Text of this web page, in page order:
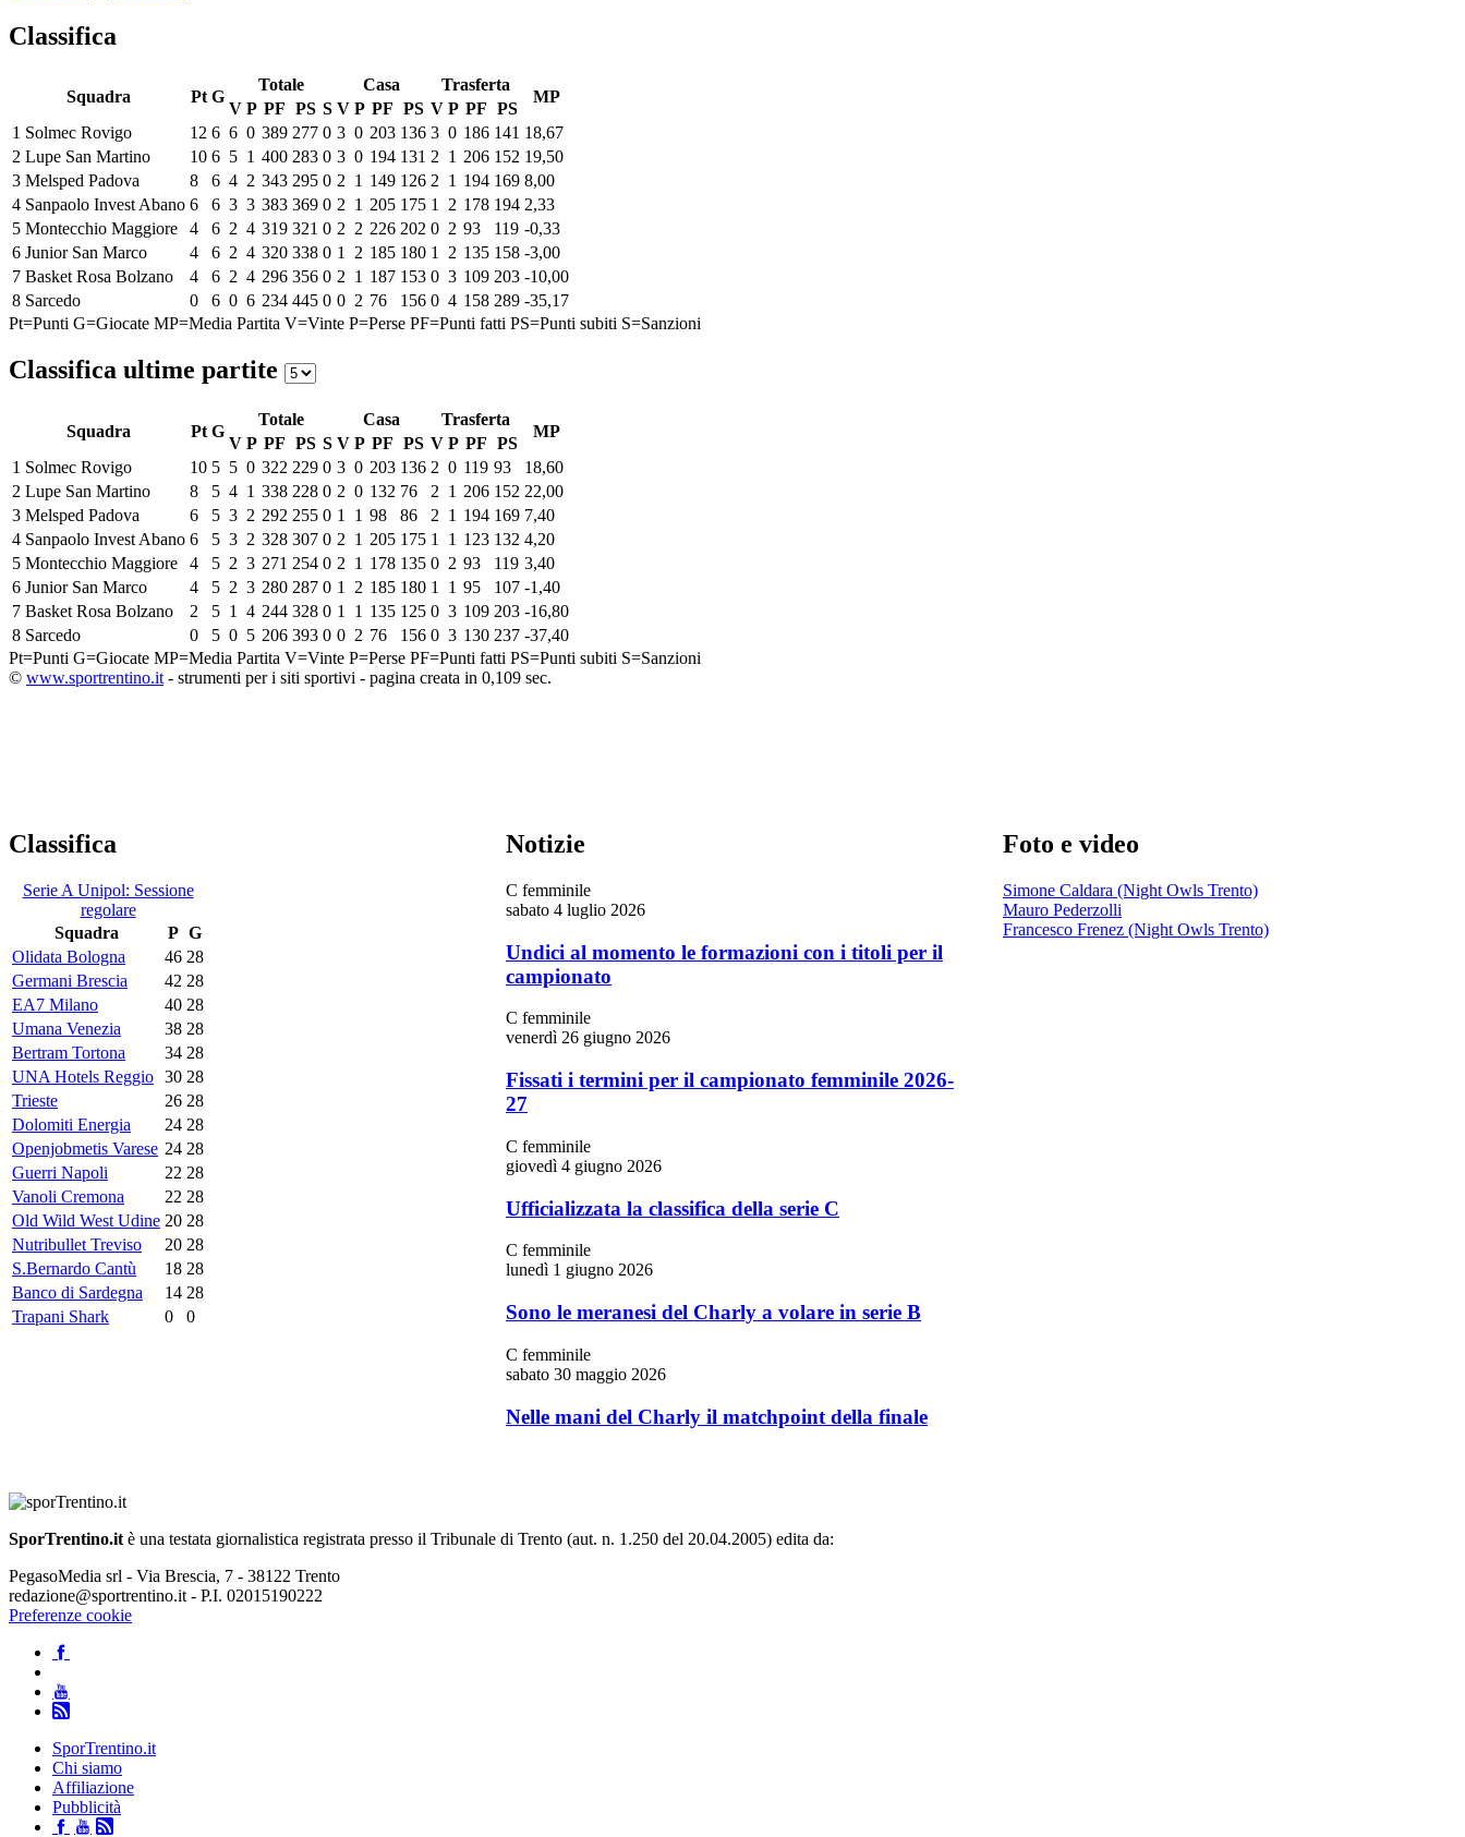
Classifica
Squadra Pt G
Totale Casa Trasferta
MP
V P PF PS S V P PF PS V P PF PS
1 Solmec Rovigo 12 6 6 0 389 277 0 3 0 203 136 3 0 186 141 18,67
2 Lupe San Martino 10 6 5 1 400 283 0 3 0 194 131 2 1 206 152 19,50
3 Melsped Padova 8 6 4 2 343 295 0 2 1 149 126 2 1 194 169 8,00
4 Sanpaolo Invest Abano 6 6 3 3 383 369 0 2 1 205 175 1 2 178 194 2,33
5 Montecchio Maggiore 4 6 2 4 319 321 0 2 2 226 202 0 2 93 119 -0,33
6 Junior San Marco 4 6 2 4 320 338 0 1 2 185 180 1 2 135 158 -3,00
7 Basket Rosa Bolzano 4 6 2 4 296 356 0 2 1 187 153 0 3 109 203 -10,00
8 Sarcedo 0 6 0 6 234 445 0 0 2 76 156 0 4 158 289 -35,17
Pt=Punti G=Giocate MP=Media Partita V=Vinte P=Perse PF=Punti fatti PS=Punti subiti S=Sanzioni
Classifica ultime partite
Squadra Pt G
Totale Casa Trasferta
MP
V P PF PS S V P PF PS V P PF PS
1 Solmec Rovigo 10 5 5 0 322 229 0 3 0 203 136 2 0 119 93
18,60
2 Lupe San Martino 8 5 4 1 338 228 0 2 0 132 76 2 1 206 152 22,00
3 Melsped Padova 6 5 3 2 292 255 0 1 1 98 86 2 1 194 169 7,40
4 Sanpaolo Invest Abano 6 5 3 2 328 307 0 2 1 205 175 1 1 123 132 4,20
5 Montecchio Maggiore 4 5 2 3 271 254 0 2 1 178 135 0 2 93 119 3,40
6 Junior San Marco 4 5 2 3 280 287 0 1 2 185 180 1 1 95 107 -1,40
7 Basket Rosa Bolzano 2 5 1 4 244 328 0 1 1 135 125 0 3 109 203 -16,80
8 Sarcedo 0 5 0 5 206 393 0 0 2 76 156 0 3 130 237 -37,40
Pt=Punti G=Giocate MP=Media Partita V=Vinte P=Perse PF=Punti fatti PS=Punti subiti S=Sanzioni
© www.sportrentino.it - strumenti per i siti sportivi - pagina creata in 0,109 sec.
Classifica
Serie A Unipol: Sessione
regolare
Squadra
P G
Olidata Bologna
46 28
Germani Brescia
42 28
EA7 Milano
40 28
Umana Venezia
38 28
Bertram Tortona
34 28
UNA Hotels Reggio 30 28
Trieste
26 28
Dolomiti Energia
24 28
Openjobmetis Varese 24 28
Guerri Napoli
22 28
Vanoli Cremona
22 28
Old Wild West Udine 20 28
Nutribullet Treviso
20 28
S.Bernardo Cantù
18 28
Banco di Sardegna
14 28
Trapani Shark
0 0
Notizie
C femminile
sabato 4 luglio 2026
Undici al momento le formazioni con i titoli per il
campionato
C femminile
venerdì 26 giugno 2026
Fissati i termini per il campionato femminile 2026-
27
C femminile
giovedì 4 giugno 2026
Ufficializzata la classifica della serie C
C femminile
lunedì 1 giugno 2026
Sono le meranesi del Charly a volare in serie B
C femminile
sabato 30 maggio 2026
Nelle mani del Charly il matchpoint della finale
Foto e video
Simone Caldara (Night Owls Trento)
Mauro Pederzolli
Francesco Frenez (Night Owls Trento)
SporTrentino.it è una testata giornalistica registrata presso il Tribunale di Trento (aut. n. 1.250 del 20.04.2005) edita da:
PegasoMedia srl - Via Brescia, 7 - 38122 Trento
redazione@sportrentino.it - P.I. 02015190222
Preferenze cookie
SporTrentino.it
Chi siamo
Affiliazione
Pubblicità